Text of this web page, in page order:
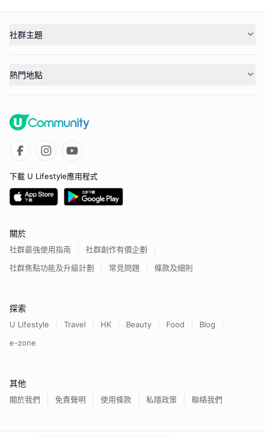
社群主題
熱門地點
下載 U Lifestyle應用程式
關於
社群最強使用指南
社群創作有價企劃
社群焦點功能及升級計劃
常見問題 條款及細則
探索
U Lifestyle Travel HK Beauty Food
Blog
e-zone
其他
關於我們 免責聲明 使用條款 私隱政策 聯絡我們